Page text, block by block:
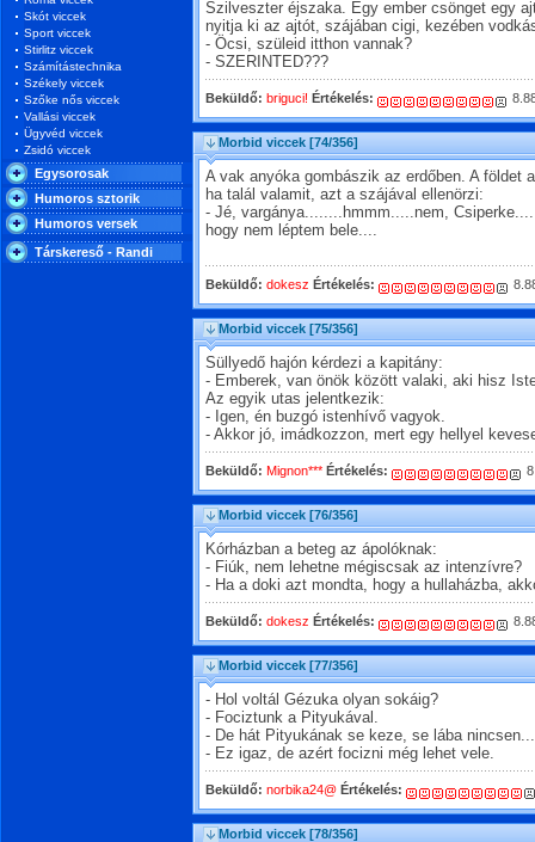
Skót viccek
Sport viccek
Stirlitz viccek
Számítástechnika
Székely viccek
Szőke nős viccek
Vallási viccek
Ügyvéd viccek
Zsidó viccek
Egysorosak
Humoros sztorik
Humoros versek
Társkereső - Randi
Szilveszter éjszaka. Egy ember csönget egy
nyitja ki az ajtót, szájában cigi, kezében
- Öcsi, szüleid itthon vannak?
- SZERINTED???
Beküldő: briguci! Értékelés:
Morbid viccek [74/356]
A vak anyóka gombászik az erdőben. A földet
ha talál valamit, azt a szájával ellenörzi:
- Jé, vargánya........hmmm.....nem,
hogy nem léptem bele....
Beküldő: dokesz Értékelés:
Morbid viccek [75/356]
Süllyedő hajón kérdezi a kapitány:
- Emberek, van önök között valaki, aki hisz
Az egyik utas jelentkezik:
- Igen, én buzgó istenhívő vagyok.
- Akkor jó, imádkozzon, mert egy hellyel
Beküldő: Mignon*** Értékelés:
Morbid viccek [76/356]
Kórházban a beteg az ápolóknak:
- Fiúk, nem lehetne mégiscsak az intenzívre?
- Ha a doki azt mondta, hogy a hullaházba,
Beküldő: dokesz Értékelés:
Morbid viccek [77/356]
- Hol voltál Gézuka olyan sokáig?
- Fociztunk a Pityukával.
- De hát Pityukának se keze, se lába nincsen...
- Ez igaz, de azért focizni még lehet vele.
Beküldő: norbika24@ Értékelés:
Morbid viccek [78/356]